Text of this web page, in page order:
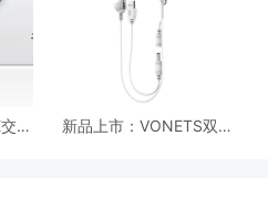
换
新品上市：VONETS双频